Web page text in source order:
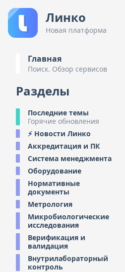
Линко
Новая платформа
Главная
Поиск. Обзор сервисов
Разделы
Последние темы
Горячие обновления
⚡ Новости Линко
Аккредитация и ПК
Система менеджмента
Оборудование
Нормативные
документы
Метрология
Микробиологические
исследования
Верификация и
валидация
Внутрилабораторный
контроль